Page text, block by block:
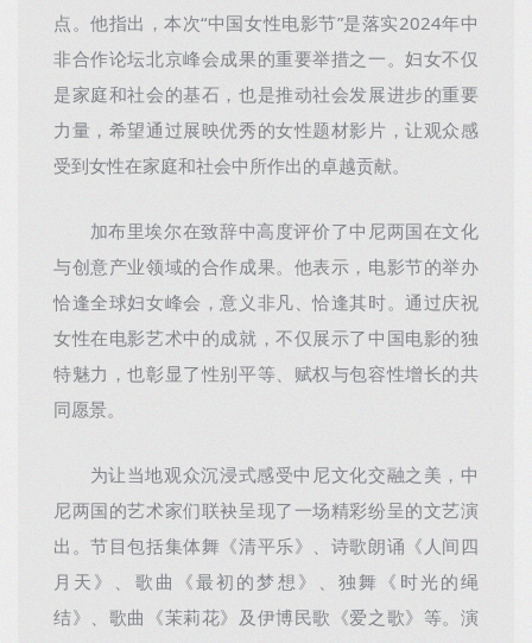
点。他指出，本次“中国女性电影节”是落实2024年中
非合作论坛北京峰会成果的重要举措之一。妇女不仅
是家庭和社会的基石，也是推动社会发展进步的重要
力量，希望通过展映优秀的女性题材影片，让观众感
受到女性在家庭和社会中所作出的卓越贡献。
加布里埃尔在致辞中高度评价了中尼两国在文化
与创意产业领域的合作成果。他表示，电影节的举办
恰逢全球妇女峰会，意义非凡、恰逢其时。通过庆祝
女性在电影艺术中的成就，不仅展示了中国电影的独
特魅力，也彰显了性别平等、赋权与包容性增长的共
同愿景。
为让当地观众沉浸式感受中尼文化交融之美，中
尼两国的艺术家们联袂呈现了一场精彩纷呈的文艺演
出。节目包括集体舞《清平乐》、诗歌朗诵《人间四
月天》、歌曲《最初的梦想》、独舞《时光的绳
结》、歌曲《茉莉花》及伊博民歌《爱之歌》等。演